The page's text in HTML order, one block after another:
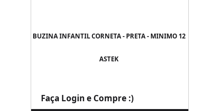
BUZINA INFANTIL CORNETA - PRETA - MINIMO 12
ASTEK
Faça Login e Compre :)